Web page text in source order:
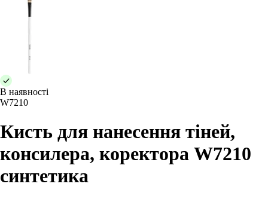
В наявності
W7210
Кисть для нанесення тіней,
консилера, коректора W7210
синтетика